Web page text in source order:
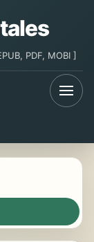
PDF, MOBI ]